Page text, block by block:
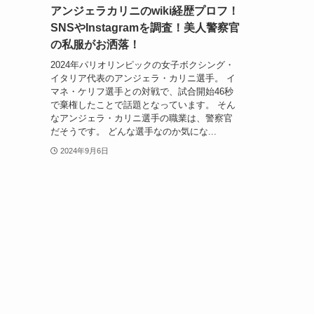
アンジェラカリニのwiki経歴プロフ！
SNSやInstagramを調査！美人警察官
の私服がお洒落！
2024年パリオリンピックの女子ボクシング・
イタリア代表のアンジェラ・カリニ選手。 イ
マネ・ケリフ選手との対戦で、試合開始46秒
で棄権したことで話題となっています。 そん
なアンジェラ・カリニ選手の職業は、警察官
だそうです。 どんな選手なのか気にな...
2024年9月6日